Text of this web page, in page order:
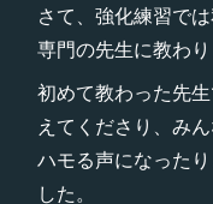
さて、強化練習で
専門の先生に教わり
初めて教わった先
えてくださり、み
ハモる声になった
した。